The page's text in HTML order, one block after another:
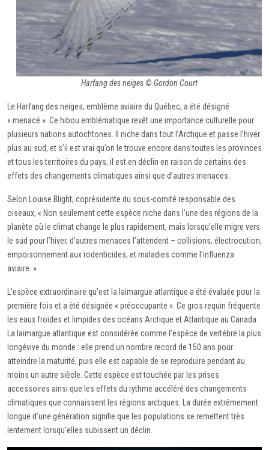
Harfang des neiges © Gordon Court
Le Harfang des neiges, emblème aviaire du Québec, a été désigné
« menacé ». Ce hibou emblématique revêt une importance culturelle pour
plusieurs nations autochtones. Il niche dans tout l’Arctique et passe l’hiver
plus au sud, et s’il est vrai qu’on le trouve encore dans toutes les provinces
et tous les territoires du pays, il est en déclin en raison de certains des
effets des changements climatiques ainsi que d’autres menaces.
Selon Louise Blight, coprésidente du sous-comité responsable des
oiseaux, « Non seulement cette espèce niche dans l’une des régions de la
planète où le climat change le plus rapidement, mais lorsqu’elle migre vers
le sud pour l’hiver, d’autres menaces l’attendent – collisions, électrocution,
empoisonnement aux rodenticides, et maladies comme l’influenza
aviaire. »
L’espèce extraordinaire qu’est la laimargue atlantique a été évaluée pour la
première fois et a été désignée « préoccupante ». Ce gros requin fréquente
les eaux froides et limpides des océans Arctique et Atlantique au Canada.
La laimargue atlantique est considérée comme l’espèce de vertébré la plus
longévive du monde : elle prend un nombre record de 150 ans pour
atteindre la maturité, puis elle est capable de se reproduire pendant au
moins un autre siècle. Cette espèce est touchée par les prises
accessoires ainsi que les effets du rythme accéléré des changements
climatiques que connaissent les régions arctiques. La durée extrêmement
longue d’une génération signifie que les populations se remettent très
lentement lorsqu’elles subissent un déclin.